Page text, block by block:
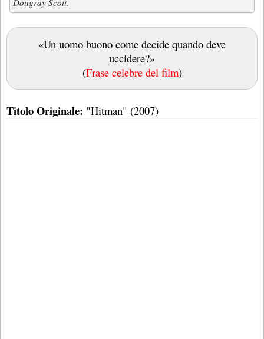
Dougray Scott.
«Un uomo buono come decide quando deve
uccidere?»
(Frase celebre del film)
Titolo Originale: "Hitman" (2007)